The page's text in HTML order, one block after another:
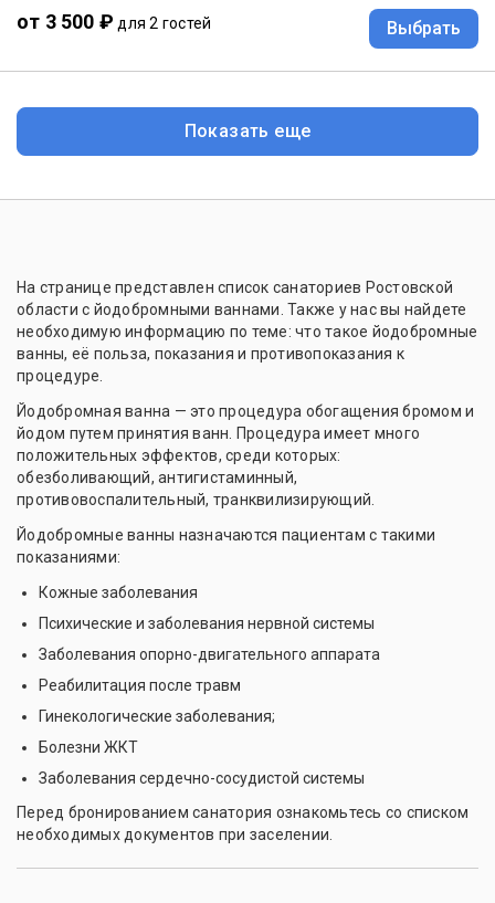
от 3 500 ₽ для 2 гостей Выбрать
Показать еще
На странице представлен список санаториев Ростовской
области с йодобромными ваннами. Также у нас вы найдете
необходимую информацию по теме: что такое йодобромные
ванны, её польза, показания и противопоказания к
процедуре.
Йодобромная ванна — это процедура обогащения бромом и
йодом путем принятия ванн. Процедура имеет много
положительных эффектов, среди которых:
обезболивающий, антигистаминный,
противовоспалительный, транквилизирующий.
Йодобромные ванны назначаются пациентам с такими
показаниями:
Кожные заболевания
Психические и заболевания нервной системы
Заболевания опорно-двигательного аппарата
Реабилитация после травм
Гинекологические заболевания;
Болезни ЖКТ
Заболевания сердечно-сосудистой системы
Перед бронированием санатория ознакомьтесь со списком
необходимых документов при заселении.